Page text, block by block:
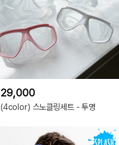
29,000
(4color) 스노클링세트 - 투명